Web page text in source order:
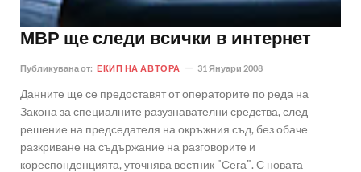
МВР ще следи всички в интернет
Публикувана от: ЕКИП НА АВТОРА 31 Януари 2008
Данните ще се предоставят от операторите по реда на
Закона за специалните разузнавателни средства, след
решение на председателя на окръжния съд, без обаче
разкриване на съдържание на разговорите и
кореспонденцията, уточнява вестник "Сега". С новата